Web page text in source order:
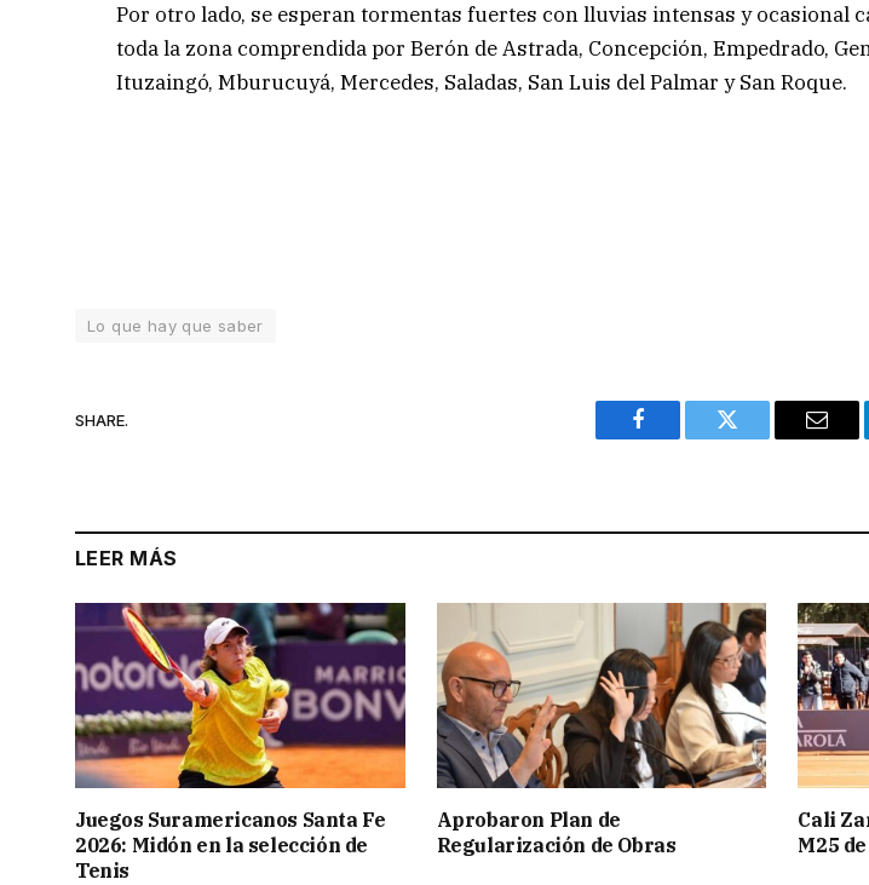
Por otro lado, se esperan tormentas fuertes con lluvias intensas y ocasional
toda la zona comprendida por Berón de Astrada, Concepción, Empedrado,
Ituzaingó, Mburucuyá, Mercedes, Saladas, San Luis del Palmar y San Roque.
Lo que hay que saber
SHARE.
Facebook Twitter Email
LEER MÁS
Juegos Suramericanos Santa Fe
2026: Midón en la selección de
Tenis
Aprobaron Plan de
Regularización de Obras
Cali
M25